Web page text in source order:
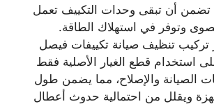
تضمن أن تبقى وحدات التكييف تعمل
وتوفر في استهلاك الطاقة.
تنظيف صيانة تكييفات فيصل
استخدام قطع الغيار الأصلية فقط
الصيانة والإصلاح، مما يضمن طول
ويقلل من احتمالية حدوث أعطال